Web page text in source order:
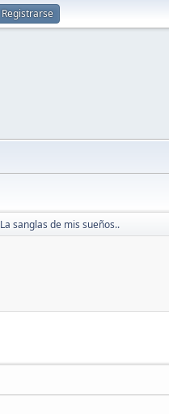
Registrarse
La sanglas de mis sueños..